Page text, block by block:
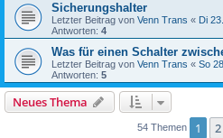
Sicherungshalter
Letzter Beitrag von Venn Trans « Di
Antworten: 4
Was für einen Schalter
Letzter Beitrag von Venn Trans « So
Antworten: 5
Neues Thema
54 Themen 1 2